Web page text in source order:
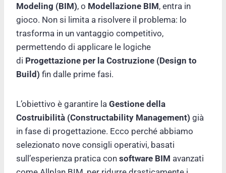
Modeling (BIM), o Modellazione BIM, entra in
gioco. Non si limita a risolvere il problema: lo
trasforma in un vantaggio competitivo,
permettendo di applicare le logiche
di Progettazione per la Costruzione (Design to
Build) fin dalle prime fasi.
L’obiettivo è garantire la Gestione della
Costruibilità (Constructability Management) già
in fase di progettazione. Ecco perché abbiamo
selezionato nove consigli operativi, basati
sull’esperienza pratica con software BIM avanzati